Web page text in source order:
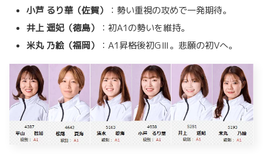
小芦 るり華（佐賀）
：勢い重視の攻めで一発期待。
井上 遥妃（徳島）
：初A1の勢いを維持。
米丸 乃絵（福岡）
：A1昇格後初GⅢ。悲願の初Vへ。